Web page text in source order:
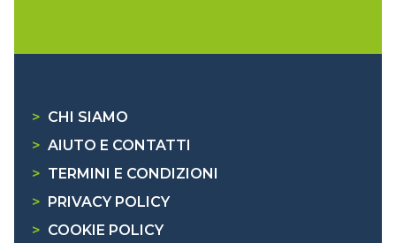
> CHI SIAMO
> AIUTO E CONTATTI
> TERMINI E CONDIZIONI
>
PRIVACY POLICY
> COOKIE POLICY